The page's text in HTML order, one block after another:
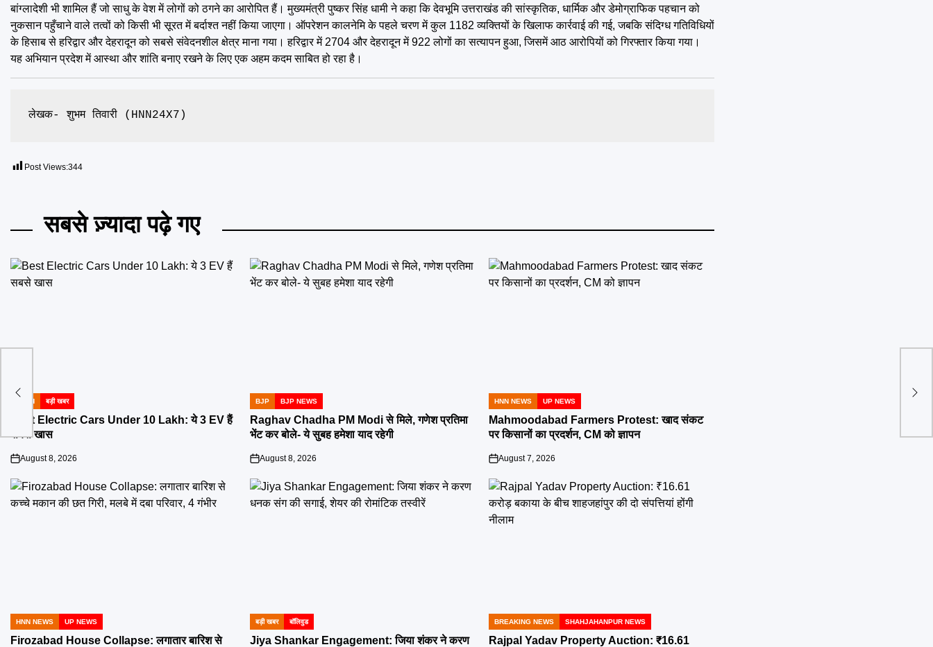
बांग्लादेशी भी शामिल हैं जो साधु के वेश में लोगों को ठगने का आरोपित हैं। मुख्यमंत्री पुष्कर सिंह धामी ने कहा कि देवभूमि उत्तराखंड की सांस्कृतिक, धार्मिक और डेमोग्राफिक पहचान को
नुकसान पहुँचाने वाले तत्वों को किसी भी सूरत में बर्दाश्त नहीं किया जाएगा। ऑपरेशन कालनेमि के पहले चरण में कुल 1182 व्यक्तियों के खिलाफ कार्रवाई की गई, जबकि संदिग्ध गतिविधियों
के हिसाब से हरिद्वार और देहरादून को सबसे संवेदनशील क्षेत्र माना गया। हरिद्वार में 2704 और देहरादून में 922 लोगों का सत्यापन हुआ, जिसमें आठ आरोपियों को गिरफ्तार किया गया।
यह अभियान प्रदेश में आस्था और शांति बनाए रखने के लिए एक अहम कदम साबित हो रहा है।
लेखक- शुभम तिवारी (HNN24X7)
Post Views:344
सबसे ज़्यादा पढ़े गए
POSTED
TECH बड़ी खबर
Best Electric Cars Under 10 Lakh: ये 3 EV हैं
सबसे खास
on
August 8, 2026
POSTED
IN
BJP BJP NEWS
Raghav Chadha PM Modi से मिले, गणेश प्रतिमा
भेंट कर बोले- ये सुबह हमेशा याद रहेगी
on
August 8, 2026
POSTED
IN
HNN NEWS UP NEWS
Mahmoodabad Farmers Protest: खाद संकट
पर किसानों का प्रदर्शन, CM को ज्ञापन
on
August 7, 2026
POSTED
IN
HNN NEWS UP NEWS
Firozabad House Collapse: लगातार बारिश से
POSTED
IN
बड़ी खबर बॉलिवुड
Jiya Shankar Engagement: जिया शंकर ने करण
POSTED
IN
BREAKING NEWS SHAHJAHANPUR NEWS
Rajpal Yadav Property Auction: ₹16.61